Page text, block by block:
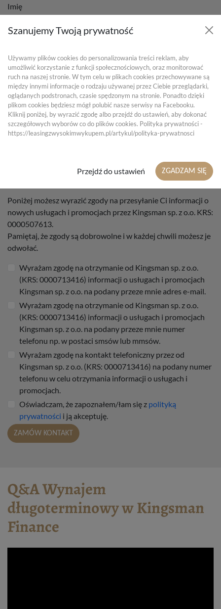
Imię
Nazwisko
Adres e-mail
Poniżej możesz wyrazić zgody na przesyłanie Ci informacji o
nowych usługach i promocjach przez Kingsman sp. z o.o. KRS:
0000507613.
Pamiętaj, że zgody są dobrowolne i w każdej chwili możesz je
odwołać.
Wyrażam zgodę na otrzymanie od Kingsman sp. z o.o.
(KRS: 0000713416) informacji o usługach i promocjach
Kingsman sp. z o.o. na podany przeze mnie adres e-mail.
Wyrażam zgodę na otrzymanie od Kingsman sp. z o.o.
(KRS: 0000713416) informacji o usługach i promocjach
Kingsman sp. z o.o. na podany przeze mnie numer
telefonu np. w postaci smsów lub mmsów.
Wyrażam zgodę na kontakt telefoniczny przez od
Kingsman sp. z o.o. (KRS: 0000713416) na podany numer
telefonu w celu otrzymania informacji o usługach i
promocjach.
Oświadczam, że zapoznałem/łam się z polityką
prywatności i ją akceptuję.
ZAMÓW KONTAKT
Q&A Wynajem
długoterminowy w Kingsman
Finance
Szanujemy Twoją prywatność
Używamy plików cookies do personalizowania treści reklam, aby
umożliwić korzystanie z funkcji społecznościowych, oraz monitorować
ruch na naszej stronie. W tym celu w plikach cookies przechowywane są
między innymi informacje o rodzaju używanej przez Ciebie przeglądarki,
oglądanych podstronach, czasie spędzonym na stronie. Ponadto dzięki
plikom cookies będziesz mógł polubić nasze serwisy na Facebooku.
Kliknij poniżej, by wyrazić zgodę albo przejdź do ustawień, aby dokonać
szczegółowych wyborów co do plików cookies. Polityka prywatności -
https://leasingzwysokimwykupem.pl/artykul/polityka-prywatnosci
Przejdź do ustawień ZGADZAM SIĘ